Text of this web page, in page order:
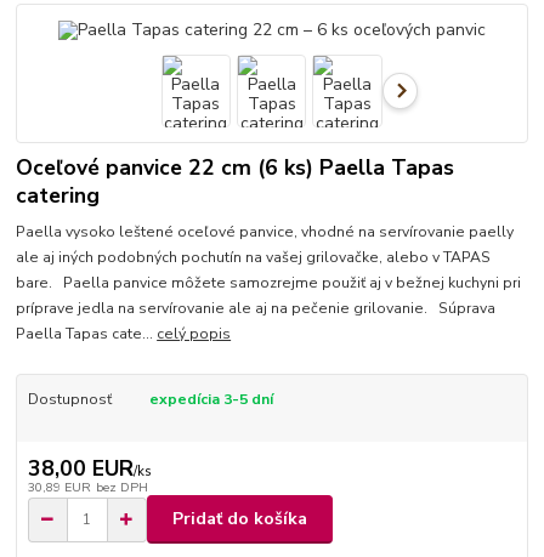
Oceľové panvice 22 cm (6 ks) Paella Tapas
catering
Paella vysoko leštené oceľové panvice, vhodné na servírovanie paelly
ale aj iných podobných pochutín na vašej grilovačke, alebo v TAPAS
bare. Paella panvice môžete samozrejme použiť aj v bežnej kuchyni pri
príprave jedla na servírovanie ale aj na pečenie grilovanie. Súprava
Paella Tapas cate... celý popis
Dostupnosť expedícia 3-5 dní
38,00 EUR/ks
30,89 EUR bez DPH
Pridať do košíka